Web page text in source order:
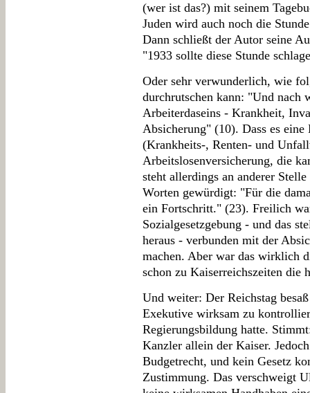
(wer ist das?) mit seinem
Juden wird auch noch die
Dann schließt der Autor seine
"1933 sollte diese Stunde
Oder sehr verwunderlich, wie
durchrutschen kann: "Und nach
Arbeiterdaseins - Krankheit,
Absicherung" (10). Dass es eine
(Krankheits-, Renten- und
Arbeitslosenversicherung, die
steht allerdings an anderer
Worten gewürdigt: "Für die
ein Fortschritt." (23). Freilich
Sozialgesetzgebung - und das
heraus - verbunden mit der
machen. Aber war das wirklich
schon zu Kaiserreichszeiten die
Und weiter: Der Reichstag
Exekutive wirksam zu
Regierungsbildung hatte.
Kanzler allein der Kaiser.
Budgetrecht, und kein Gesetz
Zustimmung. Das verschweigt